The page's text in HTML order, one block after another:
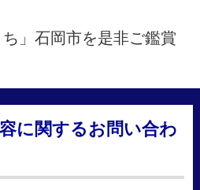
ち」石岡市を是非ご鑑賞
に関するお問い合わ